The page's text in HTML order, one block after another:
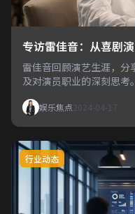
专访雷佳音：从喜剧
雷佳音回顾演艺生涯，分
及对演员职业的深刻思考。
娱乐焦点2024-04-17
行业动态